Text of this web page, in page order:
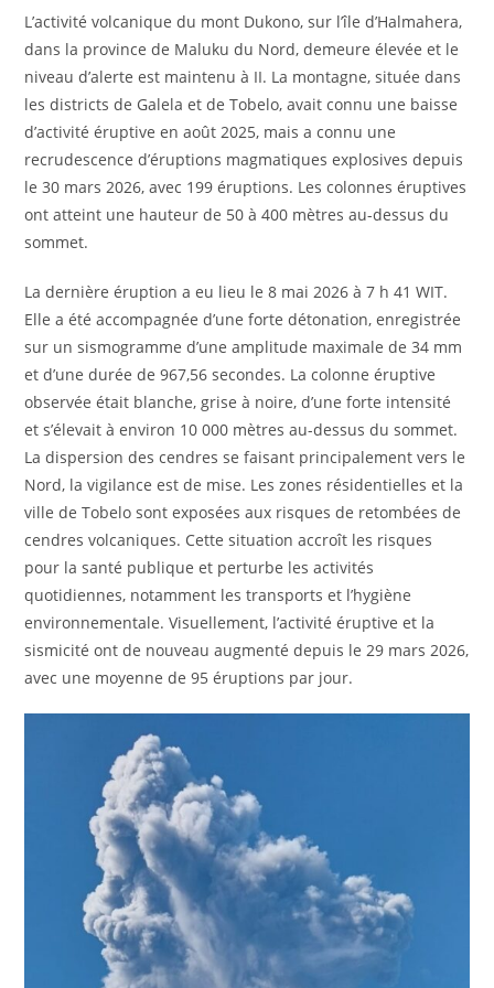
L’activité volcanique du mont Dukono, sur l’île d’Halmahera,
dans la province de Maluku du Nord, demeure élevée et le
niveau d’alerte est maintenu à II. La montagne, située dans
les districts de Galela et de Tobelo, avait connu une baisse
d’activité éruptive en août 2025, mais a connu une
recrudescence d’éruptions magmatiques explosives depuis
le 30 mars 2026, avec 199 éruptions. Les colonnes éruptives
ont atteint une hauteur de 50 à 400 mètres au-dessus du
sommet.
La dernière éruption a eu lieu le 8 mai 2026 à 7 h 41 WIT.
Elle a été accompagnée d’une forte détonation, enregistrée
sur un sismogramme d’une amplitude maximale de 34 mm
et d’une durée de 967,56 secondes. La colonne éruptive
observée était blanche, grise à noire, d’une forte intensité
et s’élevait à environ 10 000 mètres au-dessus du sommet.
La dispersion des cendres se faisant principalement vers le
Nord, la vigilance est de mise. Les zones résidentielles et la
ville de Tobelo sont exposées aux risques de retombées de
cendres volcaniques. Cette situation accroît les risques
pour la santé publique et perturbe les activités
quotidiennes, notamment les transports et l’hygiène
environnementale. Visuellement, l’activité éruptive et la
sismicité ont de nouveau augmenté depuis le 29 mars 2026,
avec une moyenne de 95 éruptions par jour.